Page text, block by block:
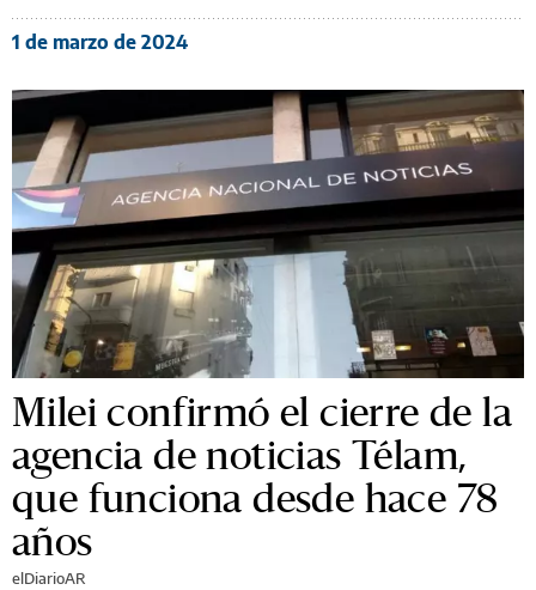
1 de marzo de 2024
Milei confirmó el cierre de la
agencia de noticias Télam,
que funciona desde hace 78
años
elDiarioAR